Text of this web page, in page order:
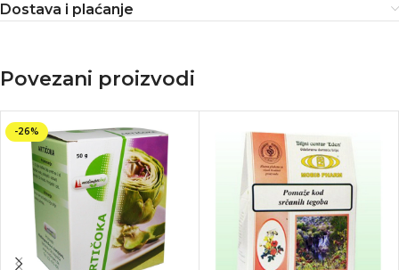
Dostava i plaćanje
Povezani proizvodi
-26%